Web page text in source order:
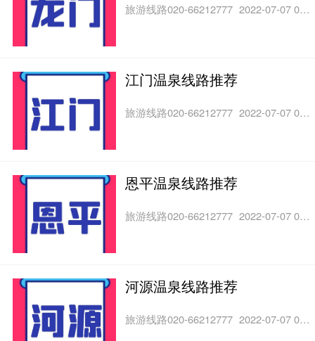
旅游线路020-66212777 2022-07-07 07:01
江门温泉线路推荐
旅游线路020-66212777 2022-07-07 07:00
恩平温泉线路推荐
旅游线路020-66212777 2022-07-07 07:00
河源温泉线路推荐
旅游线路020-66212777 2022-07-07 06:59